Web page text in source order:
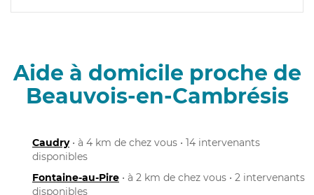
Aide à domicile proche de
Beauvois-en-Cambrésis
Caudry• à 4 km de chez vous • 14 intervenants
disponibles
Fontaine-au-Pire • à 2 km de chez vous • 2 intervenants
disponibles